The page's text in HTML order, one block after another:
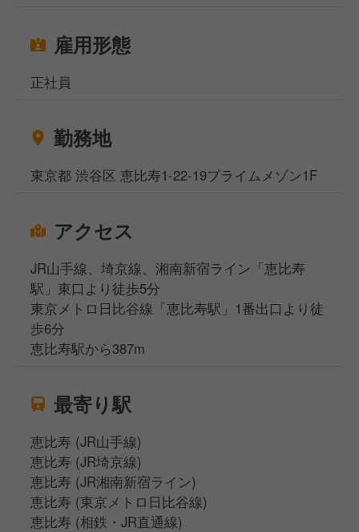
雇用形態
正社員
勤務地
東京都 渋谷区 恵比寿1-22-19プライムメゾン1F
アクセス
JR山手線、埼京線、湘南新宿ライン「恵比寿
駅」東口より徒歩5分
東京メトロ日比谷線「恵比寿駅」1番出口より徒
歩6分
恵比寿駅から387m
最寄り駅
恵比寿 (JR山手線)
恵比寿 (JR埼京線)
恵比寿 (JR湘南新宿ライン)
恵比寿 (東京メトロ日比谷線)
恵比寿 (相鉄・JR直通線)